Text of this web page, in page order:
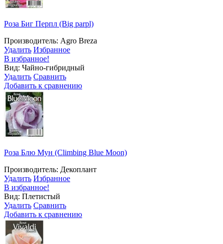
Роза Биг Пeрпл (Big parpl)
Производитель: Agro Breza
Удалить Избранное
В избранное!
Вид: Чайно-гибридный
Удалить Сравнить
Добавить к сравнению
Роза Блю Мун (Climbing Blue Moon)
Производитель: Декоплант
Удалить Избранное
В избранное!
Вид: Плетистый
Удалить Сравнить
Добавить к сравнению